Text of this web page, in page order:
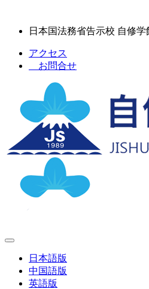
日本国法務省告示校 自修
アクセス
お問合せ
日本語版
中国語版
英語版